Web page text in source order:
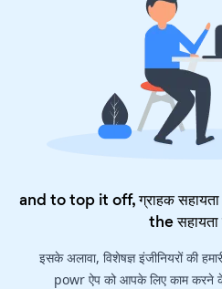
and to top it off, ग्राहक
the
इसके अलावा, विशेषज्ञ इंजीनियरों की
powr ऐप को आपके लिए काम करने के